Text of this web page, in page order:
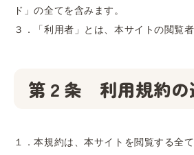
ド」の全てを含みます。
３．「利用者」とは、本サイトの閲覧者
第２条 利用規約の
１．本規約は、本サイトを閲覧する全